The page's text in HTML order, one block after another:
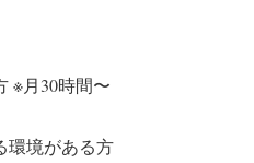
※月30時間〜
環境がある方